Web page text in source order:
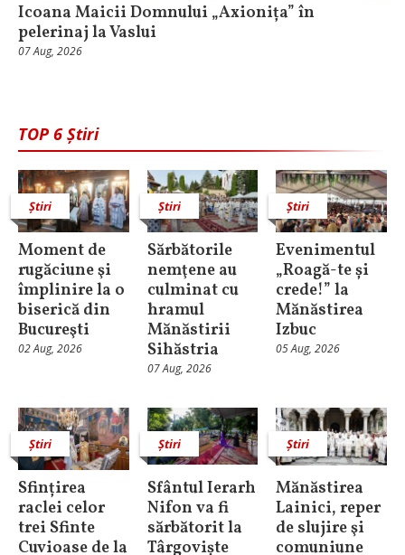
Icoana Maicii Domnului „Axionița” în
pelerinaj la Vaslui
07 Aug, 2026
TOP 6 Știri
Știri
Moment de
rugăciune şi
împlinire la o
biserică din
Bucureşti
02 Aug, 2026
Știri
Sărbătorile
nemţene au
culminat cu
hramul
Mănăstirii
Sihăstria
07 Aug, 2026
Știri
Evenimentul
„Roagă-te și
crede!” la
Mănăstirea
Izbuc
05 Aug, 2026
Știri
Sfințirea
raclei celor
trei Sfinte
Cuvioase de la
Știri
Sfântul Ierarh
Nifon va fi
sărbătorit la
Târgoviște
Știri
Mănăstirea
Lainici, reper
de slujire şi
comuniune